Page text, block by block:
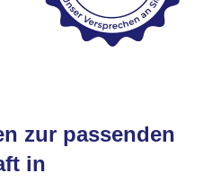
zur passenden
in